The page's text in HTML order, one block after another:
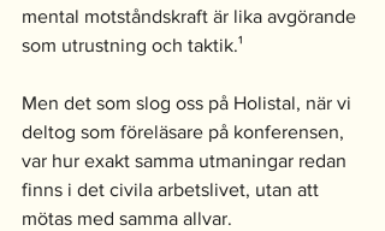
mental motståndskraft är lika avgörande
som utrustning och taktik.¹
Men det som slog oss på Holistal, när vi
deltog som föreläsare på konferensen,
var hur exakt samma utmaningar redan
finns i det civila arbetslivet, utan att
mötas med samma allvar.